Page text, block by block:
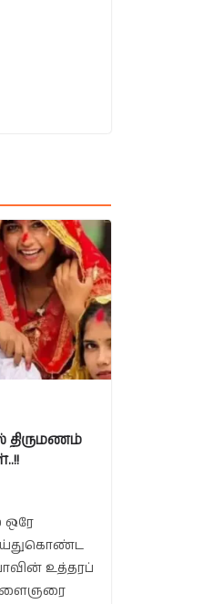
திருமணம்
ஒரே
உத்தரப்
இளைஞரை